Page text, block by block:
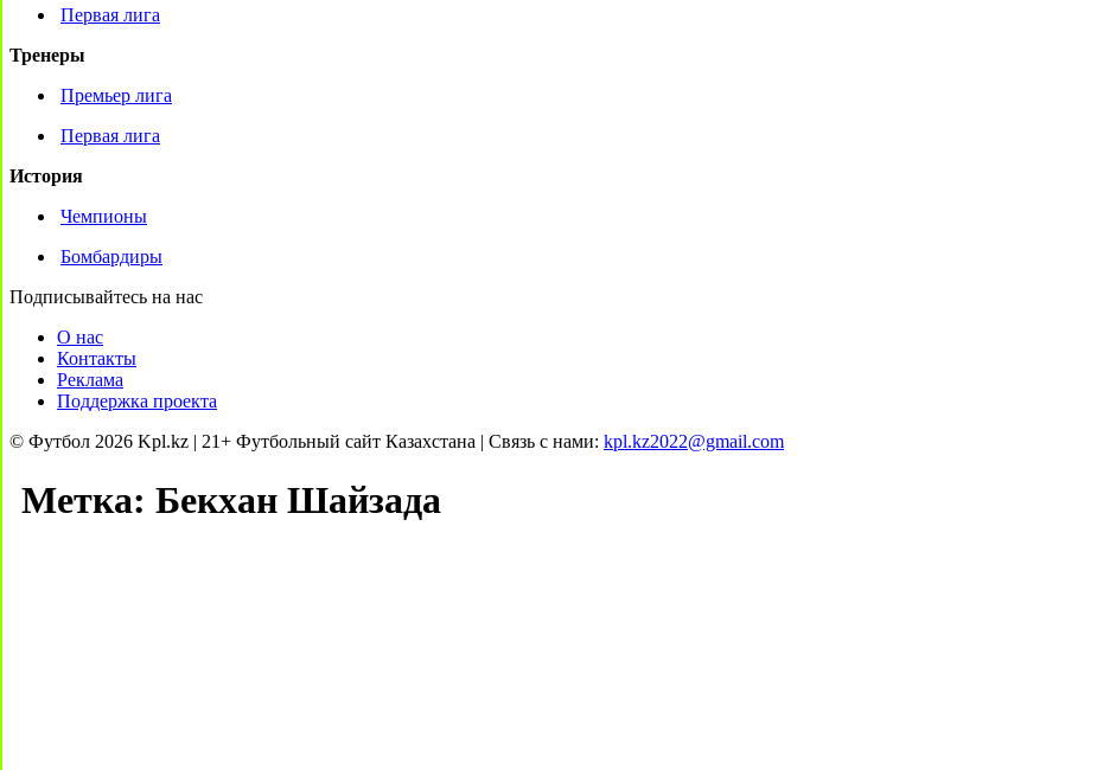
Первая лига
Тренеры
Премьер лига
Первая лига
История
Чемпионы
Бомбардиры
Подписывайтесь на нас
О нас
Контакты
Реклама
Поддержка проекта
© Футбол 2026 Kpl.kz | 21+ Футбольный сайт Казахстана | Связь с нами: kpl.kz2022@gmail.com
Метка: Бекхан Шайзада